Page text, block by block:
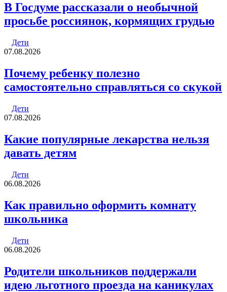
В Госдуме рассказали о необычной
просьбе россиянок, кормящих грудью
Дети
07.08.2026
Почему ребенку полезно
самостоятельно справляться со скукой
Дети
07.08.2026
Какие популярные лекарства нельзя
давать детям
Дети
06.08.2026
Как правильно оформить комнату
школьника
Дети
06.08.2026
Родители школьников поддержали
идею льготного проезда на каникулах